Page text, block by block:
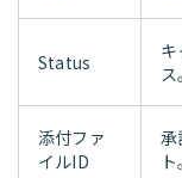
Status
ス。
添付ファ
イルID
承
ト。